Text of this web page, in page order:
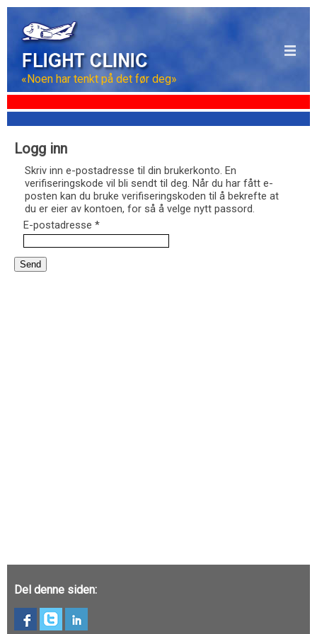
«Noen har tenkt på det før deg»
Logg inn
Skriv inn e-postadresse til din brukerkonto. En
verifiseringskode vil bli sendt til deg. Når du har fått e-
posten kan du bruke verifiseringskoden til å bekrefte at
du er eier av kontoen, for så å velge nytt passord.
E-postadresse *
Send
Del denne siden: